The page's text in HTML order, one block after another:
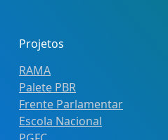
Projetos
RAMA
Palete PBR
Frente Parlamentar
Escola Nacional